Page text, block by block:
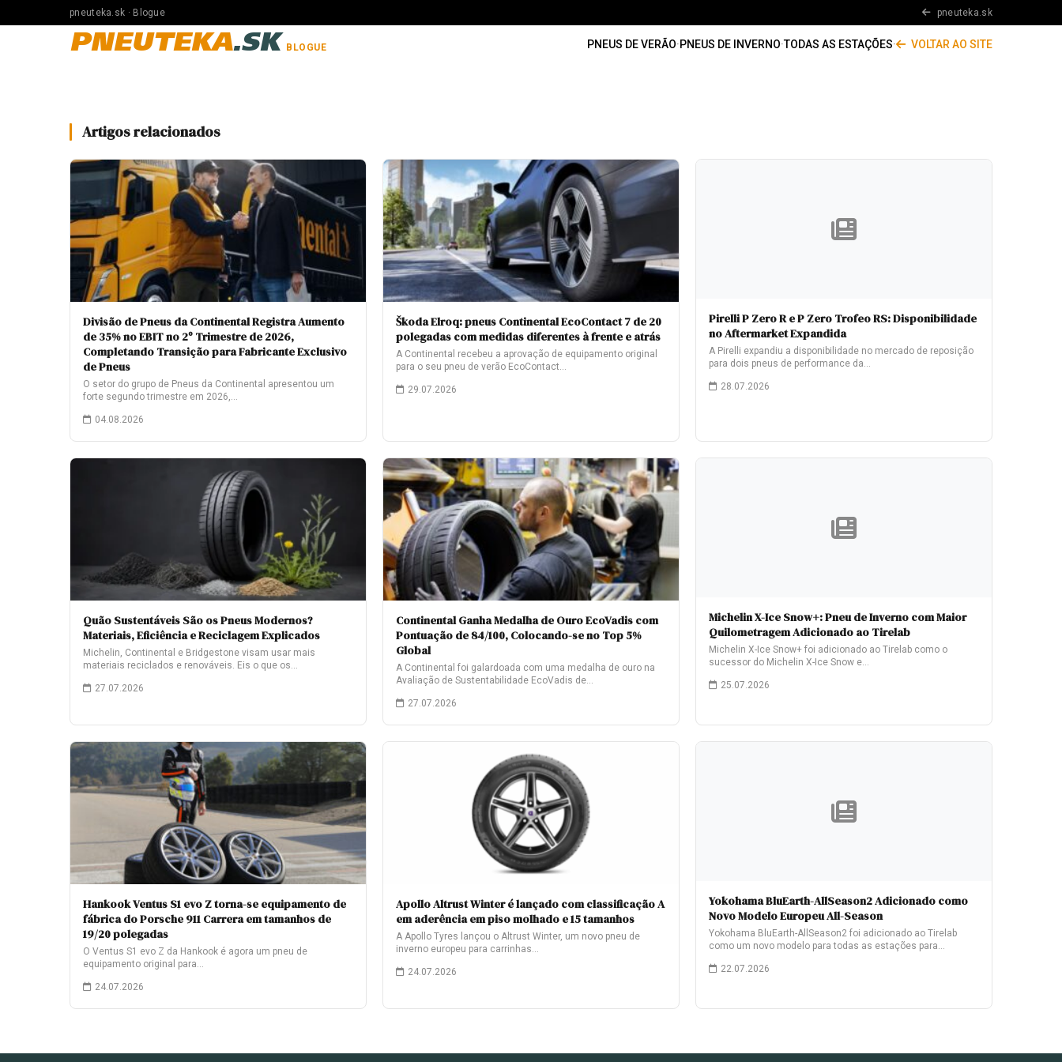
pneuteka.sk · Blogue pneuteka.sk
PNEUTEKA.SK BLOGUE PNEUS DE VERÃO·PNEUS DE INVERNO·TODAS AS ESTAÇÕES· VOLTAR AO SITE
Artigos relacionados
Divisão de Pneus da Continental Registra Aumento
de 35% no EBIT no 2º Trimestre de 2026,
Completando Transição para Fabricante Exclusivo
de Pneus
O setor do grupo de Pneus da Continental apresentou um
forte segundo trimestre em 2026,…
04.08.2026
Škoda Elroq: pneus Continental EcoContact 7 de 20
polegadas com medidas diferentes à frente e atrás
A Continental recebeu a aprovação de equipamento original
para o seu pneu de verão EcoContact…
29.07.2026
Pirelli P Zero R e P Zero Trofeo RS: Disponibilidade
no Aftermarket Expandida
A Pirelli expandiu a disponibilidade no mercado de reposição
para dois pneus de performance da…
28.07.2026
Quão Sustentáveis São os Pneus Modernos?
Materiais, Eficiência e Reciclagem Explicados
Michelin, Continental e Bridgestone visam usar mais
materiais reciclados e renováveis. Eis o que os…
27.07.2026
Continental Ganha Medalha de Ouro EcoVadis com
Pontuação de 84/100, Colocando-se no Top 5%
Global
A Continental foi galardoada com uma medalha de ouro na
Avaliação de Sustentabilidade EcoVadis de…
27.07.2026
Michelin X-Ice Snow+: Pneu de Inverno com Maior
Quilometragem Adicionado ao Tirelab
Michelin X-Ice Snow+ foi adicionado ao Tirelab como o
sucessor do Michelin X-Ice Snow e…
25.07.2026
Hankook Ventus S1 evo Z torna-se equipamento de
fábrica do Porsche 911 Carrera em tamanhos de
19/20 polegadas
O Ventus S1 evo Z da Hankook é agora um pneu de
equipamento original para…
24.07.2026
Apollo Altrust Winter é lançado com classificação A
em aderência em piso molhado e 15 tamanhos
A Apollo Tyres lançou o Altrust Winter, um novo pneu de
inverno europeu para carrinhas…
24.07.2026
Yokohama BluEarth-AllSeason2 Adicionado como
Novo Modelo Europeu All-Season
Yokohama BluEarth-AllSeason2 foi adicionado ao Tirelab
como um novo modelo para todas as estações para…
22.07.2026